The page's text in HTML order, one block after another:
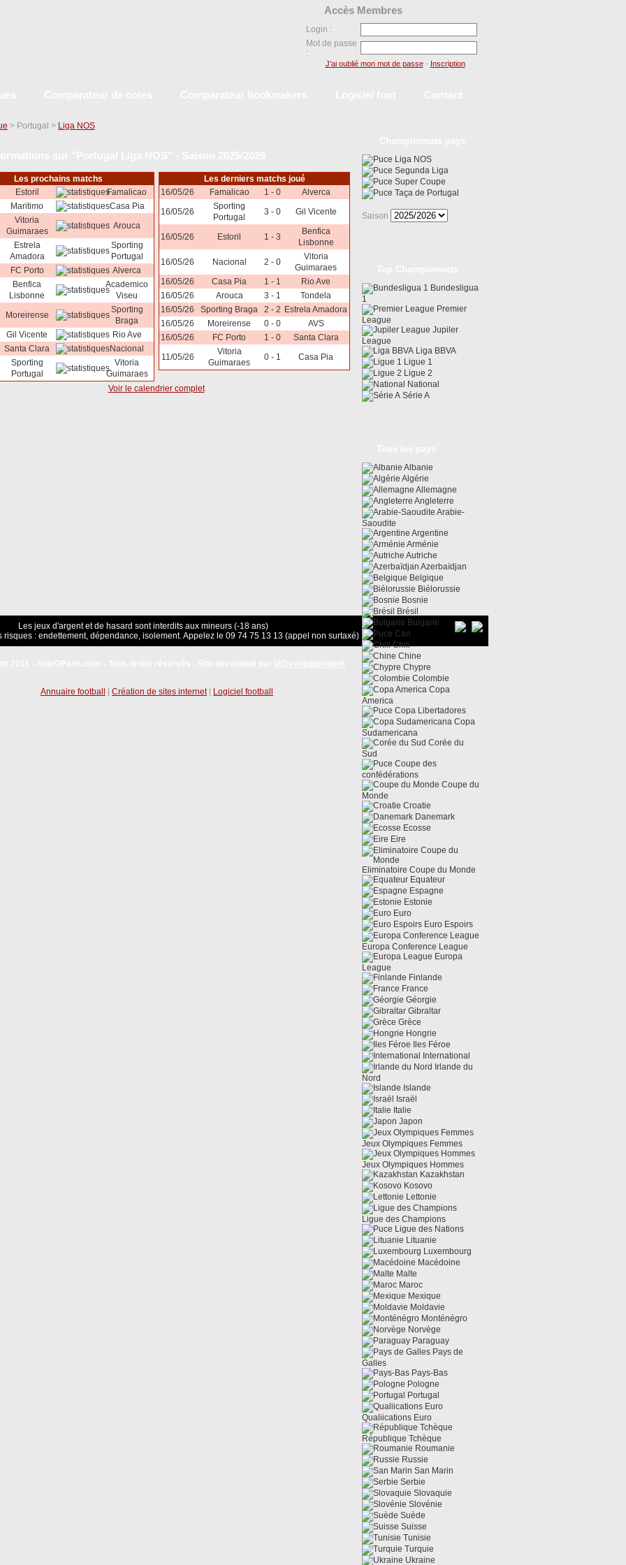
> Portugal > Liga NOS
Les prochains matchs
Estoril
Famalicao
Maritimo
Casa Pia
Vitoria
Guimaraes
Arouca
Estrela
Amadora
Sporting
Portugal
FC Porto
Alverca
Benfica
Lisbonne
Academico
Viseu
Moreirense
Sporting
Braga
Gil Vicente
Rio Ave
Santa Clara
Nacional
Sporting
Portugal
Vitoria
Guimaraes
Les derniers matchs joué
16/05/26
Famalicao 1 - 0
Alverca
16/05/26
Sporting
Portugal
3 - 0 Gil Vicente
16/05/26 Estoril 1 - 3
Benfica
Lisbonne
16/05/26
Nacional 2 - 0
Vitoria
Guimaraes
16/05/26
Casa Pia 1 - 1
Rio Ave
16/05/26
Arouca 3 - 1
Tondela
16/05/26
Sporting Braga 2 - 2 Estrela Amadora
16/05/26
Moreirense 0 - 0
AVS
16/05/26
FC Porto 1 - 0
Santa Clara
11/05/26
Vitoria
Guimaraes
0 - 1 Casa Pia
Voir le calendrier complet
Liga NOS
Segunda Liga
Super Coupe
Taça de Portugal
Saison
Bundesligua
1
Premier
League
Jupiler
League
Liga BBVA
Ligue 1
Ligue 2
National
Série A
Albanie
Algérie
Allemagne
Angleterre
Arabie-
Saoudite
Argentine
Arménie
Autriche
Azerbaïdjan
Belgique
Biélorussie
Bosnie
Brésil
Bulgarie
Can
Chili
Chine
Chypre
Colombie
Copa
America
Copa Libertadores
Copa
Sudamericana
Corée du
Sud
Coupe des
confédérations
Coupe du
Monde
Croatie
Danemark
Ecosse
Eire
Eliminatoire Coupe du Monde
Equateur
Espagne
Estonie
Euro
Euro Espoirs
Europa Conference League
Europa
League
Finlande
France
Géorgie
Gibraltar
Grèce
Hongrie
Iles Féroe
International
Irlande du
Nord
Islande
Israël
Italie
Japon
Jeux Olympiques Femmes
Jeux Olympiques Hommes
Kazakhstan
Kosovo
Lettonie
Ligue des Champions
Ligue des Nations
Lituanie
Luxembourg
Macédoine
Malte
Maroc
Mexique
Moldavie
Monténégro
Norvège
Paraguay
Pays de
Galles
Pays-Bas
Pologne
Portugal
Qualiications Euro
République Tchèque
Roumanie
Russie
San Marin
Serbie
Slovaquie
Slovénie
Suède
Suisse
Tunisie
Turquie
Ukraine
Les jeux d'argent et de hasard sont interdits aux mineurs (-18 ans)
risques : endettement, dépendance, isolement. Appelez le 09 74 75 13 13 (appel non surtaxé)
Annuaire football Création de sites internet| Logiciel football
Accès Membres
Login :
Mot de passe
:
J’ai oublié mon mot de passe- Inscription